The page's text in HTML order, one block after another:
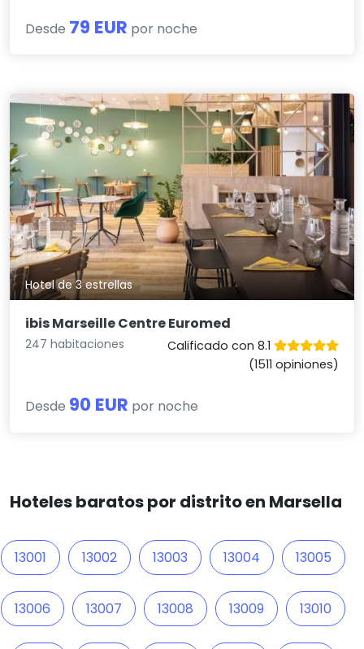
Desde 79 EUR por noche
Hotel de 3 estrellas
ibis Marseille Centre Euromed
247 habitaciones
Calificado con 8.1
(1511 opiniones)
Desde 90 EUR por noche
Hoteles baratos por distrito en Marsella
13001 13002 13003 13004 13005
13006 13007 13008 13009 13010